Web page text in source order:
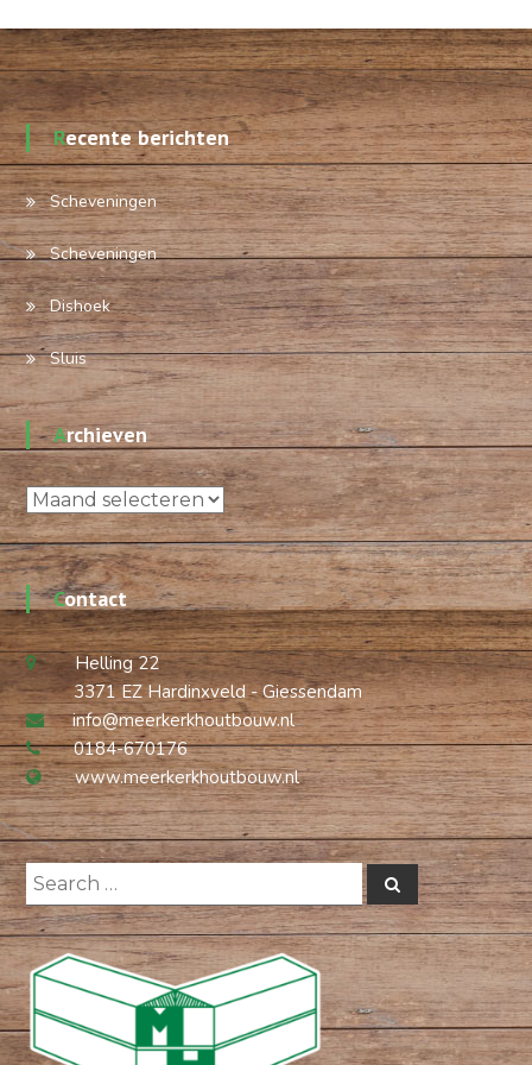
Recente berichten
Scheveningen
Scheveningen
Dishoek
Sluis
Archieven
Archieven
Contact
Helling 22
3371 EZ Hardinxveld - Giessendam
info@meerkerkhoutbouw.nl
0184-670176
www.meerkerkhoutbouw.nl
Search
for:
Search